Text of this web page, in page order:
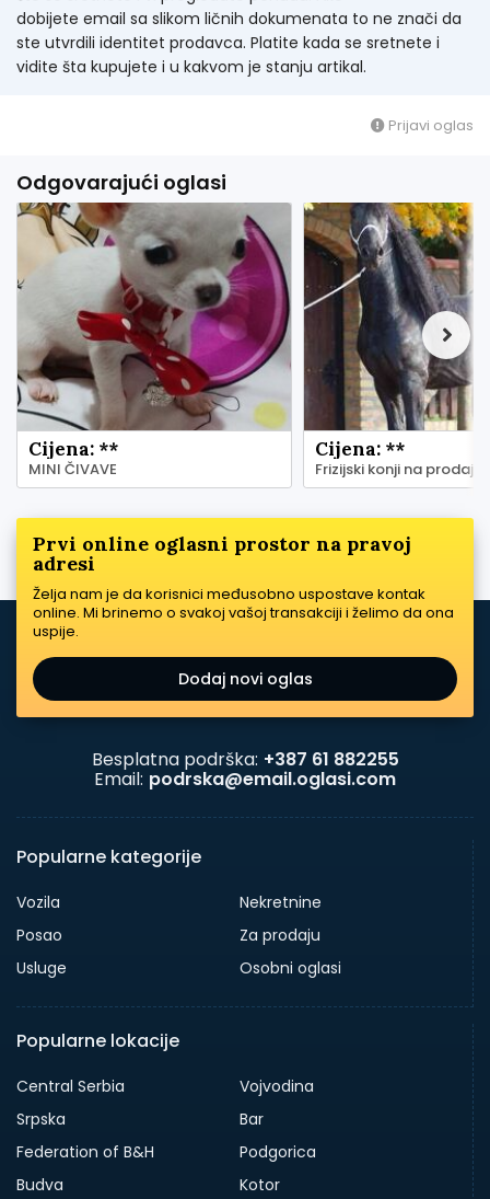
dobijete email sa slikom ličnih dokumenata to ne znači da
ste utvrdili identitet prodavca. Platite kada se sretnete i
vidite šta kupujete i u kakvom je stanju artikal.
Prijavi oglas
Odgovarajući oglasi
Cijena: **
MINI ČIVAVE
Cijena: **
Frizijski konji na prodaju
Prvi online oglasni prostor na pravoj
adresi
Želja nam je da korisnici međusobno uspostave kontak
online. Mi brinemo o svakoj vašoj transakciji i želimo da ona
uspije.
Dodaj novi oglas
Besplatna podrška: +387 61 882255
Email: podrska@email.oglasi.com
Popularne kategorije
Vozila
Nekretnine
Posao
Za prodaju
Usluge
Osobni oglasi
Popularne lokacije
Central Serbia
Vojvodina
Srpska
Bar
Federation of B&H
Podgorica
Budva
Kotor